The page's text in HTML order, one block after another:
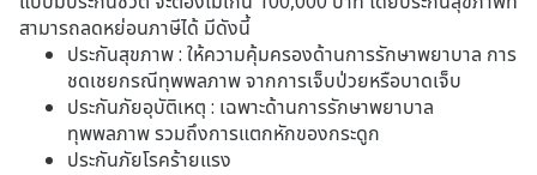
สามารถลดหย่อนภาษีได้ มีดังนี้
ประกันสุขภาพ : ให้ความคุ้มครองด้านการรักษาพยาบาล การ
ชดเชยกรณีทุพพลภาพ จากการเจ็บป่วยหรือบาดเจ็บ
ประกันภัยอุบัติเหตุ : เฉพาะด้านการรักษาพยาบาล
ทุพพลภาพ รวมถึงการแตกหักของกระดูก
ประกันภัยโรคร้ายแรง